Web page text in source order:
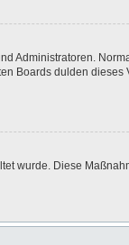
Administratoren.
Boards dulden dieses
wurde. Diese